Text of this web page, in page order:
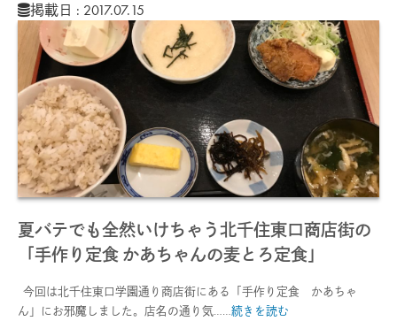
掲載日 : 2017.07.15
夏バテでも全然いけちゃう北千住東口商店街の
「手作り定食 かあちゃんの麦とろ定食」
今回は北千住東口学園通り商店街にある「手作り定食 かあちゃ
ん」にお邪魔しました。店名の通り気……続きを読む